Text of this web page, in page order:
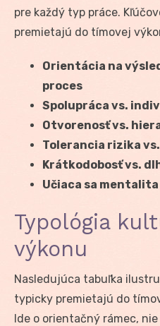
pre každý typ práce.
premietajú do tímovej
Orientácia na
proces
Spolupráca vs.
Otvorenosť vs.
Tolerancia rizika
Krátkodobosť vs.
Učiaca sa
Typológia
výkonu
Nasledujúca tabuľka
typicky premietajú do
Ide o orientačný rámec,